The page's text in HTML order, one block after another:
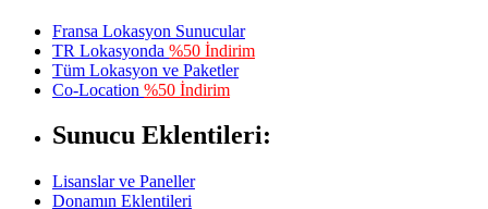
Fransa Lokasyon Sunucular
TR Lokasyonda %50 İndirim
Tüm Lokasyon ve Paketler
Co-Location %50 İndirim
Sunucu Eklentileri:
Lisanslar ve Paneller
Donamın Eklentileri